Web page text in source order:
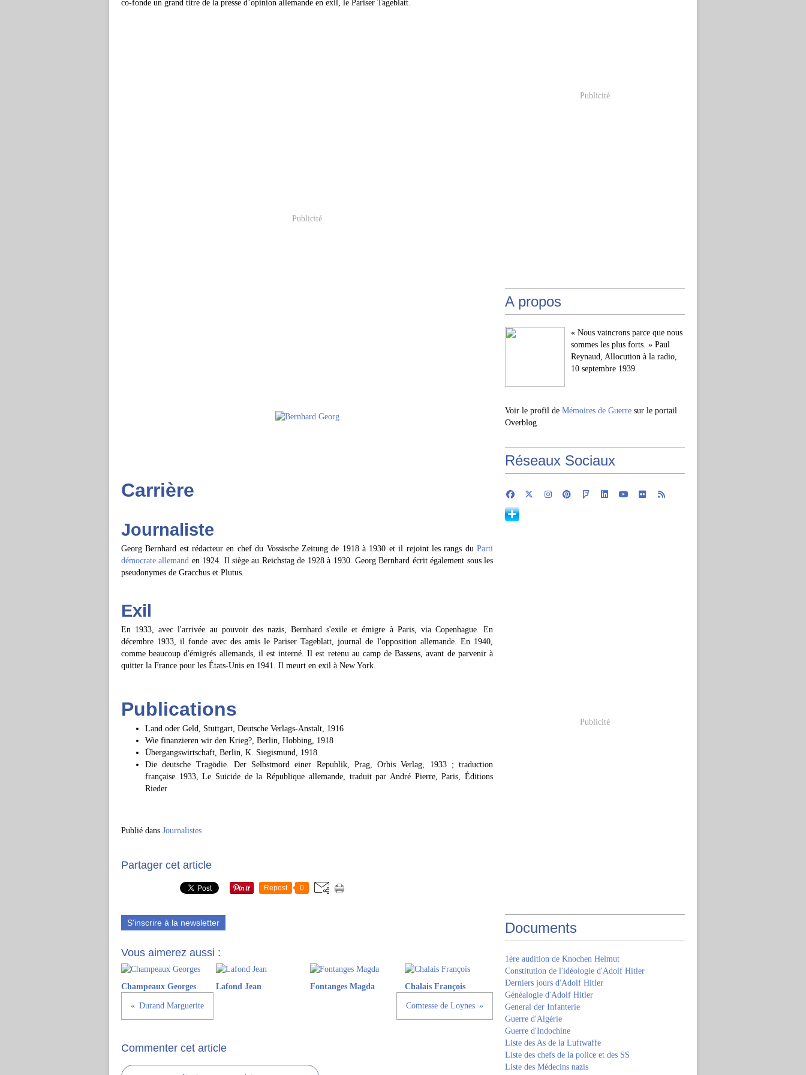
co-fonde un grand titre de la presse d’opinion allemande en exil, le Pariser Tageblatt.
Publicité
Carrière
Journaliste
Georg Bernhard est rédacteur en chef du Vossische Zeitung de 1918 à 1930 et il rejoint les rangs du Parti
démocrate allemand en 1924. Il siège au Reichstag de 1928 à 1930. Georg Bernhard écrit également sous les
pseudonymes de Gracchus et Plutus.
Exil
En 1933, avec l'arrivée au pouvoir des nazis, Bernhard s'exile et émigre à Paris, via Copenhague. En
décembre 1933, il fonde avec des amis le Pariser Tageblatt, journal de l'opposition allemande. En 1940,
comme beaucoup d'émigrés allemands, il est interné. Il est retenu au camp de Bassens, avant de parvenir à
quitter la France pour les États-Unis en 1941. Il meurt en exil à New York.
Publications
Land oder Geld, Stuttgart, Deutsche Verlags-Anstalt, 1916
Wie finanzieren wir den Krieg?, Berlin, Hobbing, 1918
Übergangswirtschaft, Berlin, K. Siegismund, 1918
Die deutsche Tragödie. Der Selbstmord einer Republik, Prag, Orbis Verlag, 1933 ; traduction
française 1933, Le Suicide de la République allemande, traduit par André Pierre, Paris, Éditions
Rieder
Publié dans Journalistes
Partager cet article
Repost 0
S'inscrire à la newsletter
Vous aimerez aussi :
Champeaux Georges Lafond Jean Fontanges Magda Chalais François
Durand Marguerite Comtesse de Loynes
Commenter cet article
Publicité
A propos
« Nous vaincrons parce que nous
sommes les plus forts. » Paul
Reynaud, Allocution à la radio,
10 septembre 1939
Voir le profil de Mémoires de Guerre sur le portail
Overblog
Réseaux Sociaux
Publicité
Documents
1ère audition de Knochen Helmut
Constitution de l'idéologie d'Adolf Hitler
Derniers jours d'Adolf Hitler
Généalogie d'Adolf Hitler
General der Infanterie
Guerre d'Algérie
Guerre d'Indochine
Liste des As de la Luftwaffe
Liste des chefs de la police et des SS
Liste des Médecins nazis